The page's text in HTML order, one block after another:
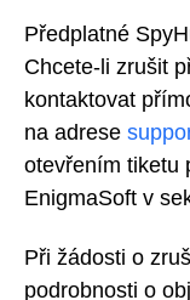
Předplatné
Chcete-li zrušit
kontaktovat
na adrese
otevřením tiketu
EnigmaSoft v
Při žádosti o
podrobnosti o